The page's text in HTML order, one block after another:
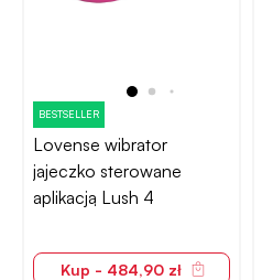
BESTSELLER
Lovense wibrator
jajeczko sterowane
aplikacją Lush 4
Kup - 484,90 zł